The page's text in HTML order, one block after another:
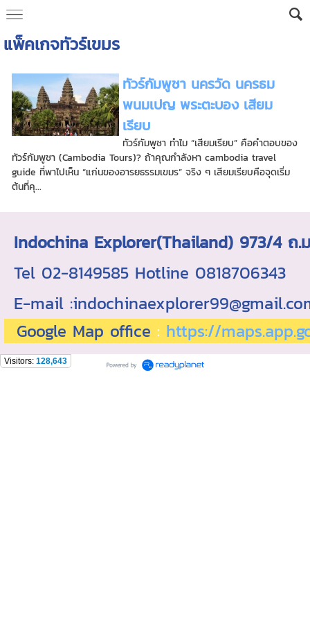
แพ็คเกจทัวร์เขมร
ทัวร์กัมพูชา นครวัด นครธม
พนมเปญ พระตะบอง เสียม
เรียบ
ทัวร์กัมพูชา ทำไม “เสียมเรียบ” คือคำตอบของ
ทัวร์กัมพูชา (Cambodia Tours)? ถ้าคุณกำลังหา cambodia travel
guide ที่พาไปเห็น “แก่นของอารยธรรมเขมร” จริง ๆ เสียมเรียบคือจุดเริ่ม
ต้นที่คุ...
Indochina Explorer(Thailand) 973/4
Tel 02-8149585 Hotline 0818706343
E-mail
Google Map office : https://
Visitors: 128,643